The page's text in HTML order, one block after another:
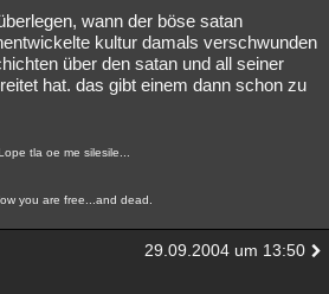
wann der böse satan
kultur damals verschwunden
über den satan und all seiner
hat. das gibt einem dann schon zu
tla oe me silesile...
you are free...and dead.
29.09.2004 um 13:50